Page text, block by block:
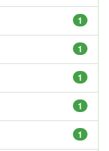
1
1
1
1
1